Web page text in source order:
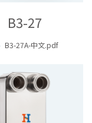
B3-27
B3-27A-中文.pdf